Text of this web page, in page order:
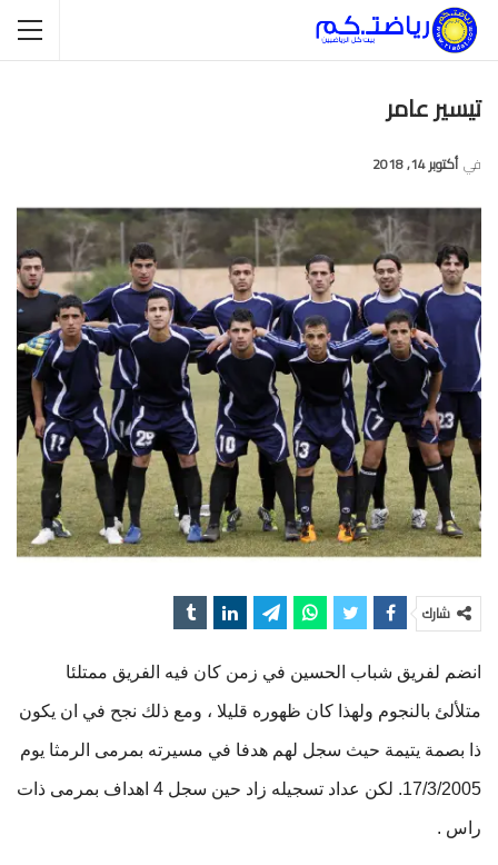
تيسير عامر
في أكتوبر 14, 2018
شارك
انضم لفريق شباب الحسين في زمن كان فيه الفريق ممتلئا
متلألئ بالنجوم ولهذا كان ظهوره قليلا ، ومع ذلك نجح في ان يكون
ذا بصمة يتيمة حيث سجل لهم هدفا في مسيرته بمرمى الرمثا يوم
17/3/2005. لكن عداد تسجيله زاد حين سجل 4 اهداف بمرمى ذات
راس .